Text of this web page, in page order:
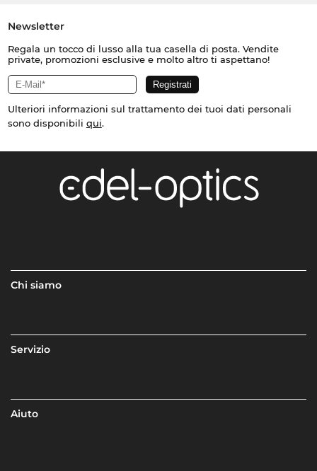
Newsletter
Regala un tocco di lusso alla tua casella di posta. Vendite
private, promozioni esclusive e molto altro ti aspettano!
Ulteriori informazioni sul trattamento dei tuoi dati personali
sono disponibili qui.
Chi siamo
Servizio
Aiuto